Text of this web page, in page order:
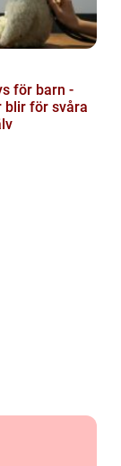
för barn -
blir för svåra